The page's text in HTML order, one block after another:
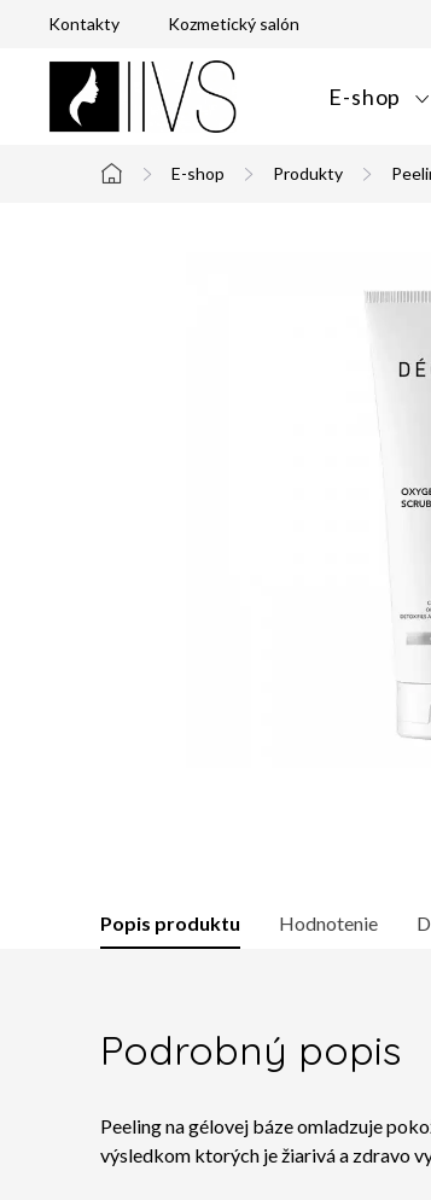
Kontakty Kozmetický salón
E-shop
Domov
E-shop Produkty
Popis produktu Hodnotenie
Podrobný popis
Peeling na gélovej báze omladzuje
výsledkom ktorých je žiarivá a zdravo